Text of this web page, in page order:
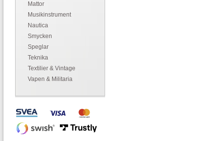
Mattor
Musikinstrument
Nautica
Smycken
Speglar
Teknika
Textilier & Vintage
Vapen & Militaria